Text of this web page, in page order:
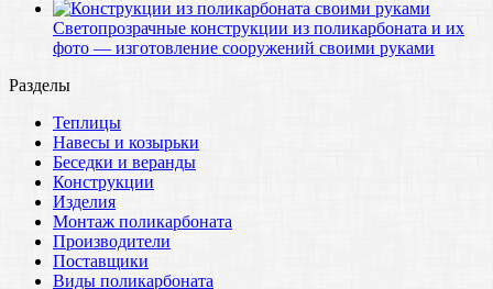
Светопрозрачные конструкции из поликарбоната и их
фото — изготовление сооружений своими руками
Разделы
Теплицы
Навесы и козырьки
Беседки и веранды
Конструкции
Изделия
Монтаж поликарбоната
Производители
Поставщики
Виды поликарбоната